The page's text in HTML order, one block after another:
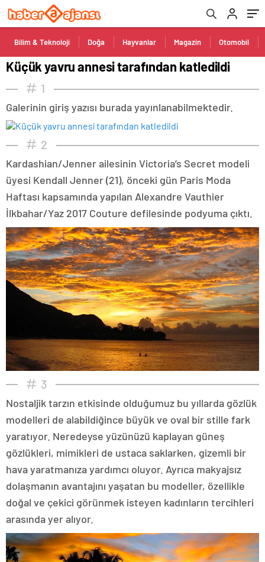
Bilim & Teknoloji Doğa Hayvanlar Magazin Otomobil
Küçük yavru annesi tarafından katledildi
1
Galerinin giriş yazısı burada yayınlanabilmektedir.
2
Kardashian/Jenner ailesinin Victoria’s Secret modeli
üyesi Kendall Jenner (21), önceki gün Paris Moda
Haftası kapsamında yapılan Alexandre Vauthier
İlkbahar/Yaz 2017 Couture defilesinde podyuma çıktı.
3
Nostaljik tarzın etkisinde olduğumuz bu yıllarda gözlük
modelleri de alabildiğince büyük ve oval bir stille fark
yaratıyor. Neredeyse yüzünüzü kaplayan güneş
gözlükleri, mimikleri de ustaca saklarken, gizemli bir
hava yaratmanıza yardımcı oluyor. Ayrıca makyajsız
dolaşmanın avantajını yaşatan bu modeller, özellikle
doğal ve çekici görünmek isteyen kadınların tercihleri
arasında yer alıyor.